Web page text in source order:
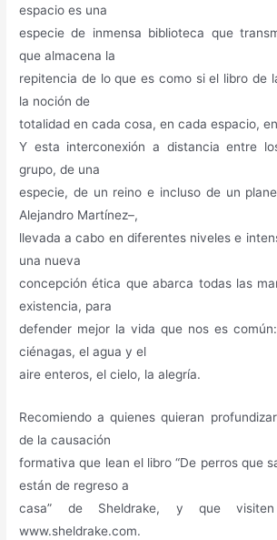
espacio es una
especie de inmensa biblioteca que
que almacena la
repitencia de lo que es como si el libro de
la noción de
totalidad en cada cosa, en cada espacio,
Y esta interconexión a distancia entre
grupo, de una
especie, de un reino e incluso de un
Alejandro Martínez–,
llevada a cabo en diferentes niveles e
una nueva
concepción ética que abarca todas las
existencia, para
defender mejor la vida que nos es
ciénagas, el agua y el
aire enteros, el cielo, la alegría.
Recomiendo a quienes quieran
de la causación
formativa que lean el libro “De perros que
están de regreso a
casa” de Sheldrake, y que
www.sheldrake.com.